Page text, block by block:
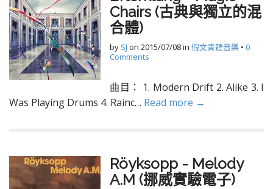
Chairs (古典與獨立的混
合體)
by SJ on 2015/07/08in 假文青聽音樂 • 0
Comments
曲目： 1. Modern Drift 2. Alike 3. I
Was Playing Drums 4. Rainc… Read more →
Röyksopp - Melody
A.M (挪威實驗電子)